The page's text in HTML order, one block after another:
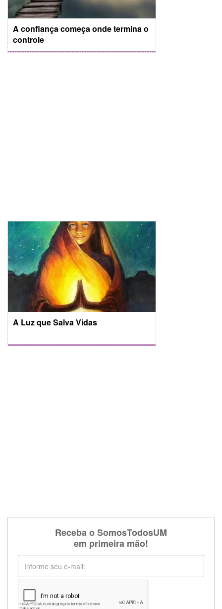
A confiança começa onde termina o
controle
A Luz que Salva Vidas
Receba o SomosTodosUM
em primeira mão!